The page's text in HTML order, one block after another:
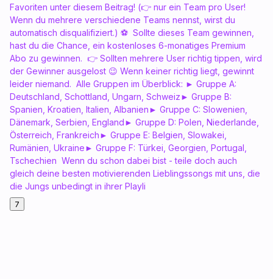
Favoriten unter diesem Beitrag! (👉 nur ein Team pro User!
Wenn du mehrere verschiedene Teams nennst, wirst du
automatisch disqualifiziert.) ⚽ Sollte dieses Team gewinnen,
hast du die Chance, ein kostenloses 6-monatiges Premium
Abo zu gewinnen. 👉 Sollten mehrere User richtig tippen, wird
der Gewinner ausgelost 😉 Wenn keiner richtig liegt, gewinnt
leider niemand. Alle Gruppen im Überblick: ► Gruppe A:
Deutschland, Schottland, Ungarn, Schweiz► Gruppe B:
Spanien, Kroatien, Italien, Albanien► Gruppe C: Slowenien,
Dänemark, Serbien, England► Gruppe D: Polen, Niederlande,
Österreich, Frankreich► Gruppe E: Belgien, Slowakei,
Rumänien, Ukraine► Gruppe F: Türkei, Georgien, Portugal,
Tschechien Wenn du schon dabei bist - teile doch auch
gleich deine besten motivierenden Lieblingssongs mit uns, die
die Jungs unbedingt in ihrer Playli
7